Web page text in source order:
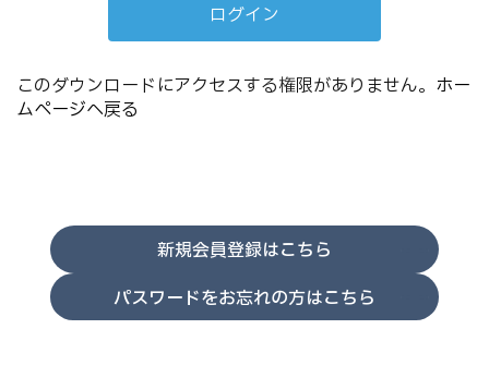
このダウンロードにアクセスする権限がありません。 ホー
ムページへ戻る
新規会員登録はこちら
パスワードをお忘れの方はこちら